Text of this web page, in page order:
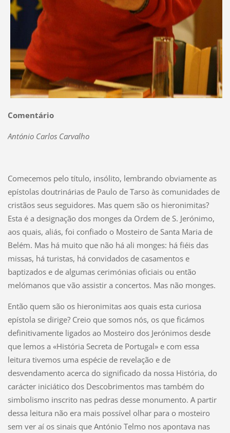
Comentário
António Carlos Carvalho
Comecemos pelo título, insólito, lembrando obviamente as
epístolas doutrinárias de Paulo de Tarso às comunidades de
cristãos seus seguidores. Mas quem são os hieronimitas?
Esta é a designação dos monges da Ordem de S. Jerónimo,
aos quais, aliás, foi confiado o Mosteiro de Santa Maria de
Belém. Mas há muito que não há ali monges: há fiéis das
missas, há turistas, há convidados de casamentos e
baptizados e de algumas cerimónias oficiais ou então
melómanos que vão assistir a concertos. Mas não monges.
Então quem são os hieronimitas aos quais esta curiosa
epístola se dirige? Creio que somos nós, os que ficámos
definitivamente ligados ao Mosteiro dos Jerónimos desde
que lemos a «História Secreta de Portugal» e com essa
leitura tivemos uma espécie de revelação e de
desvendamento acerca do significado da nossa História, do
carácter iniciático dos Descobrimentos mas também do
simbolismo inscrito nas pedras desse monumento. A partir
dessa leitura não era mais possível olhar para o mosteiro
sem ver aí os sinais que António Telmo nos apontava nas